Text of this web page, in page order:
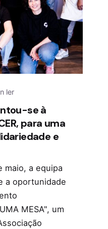
ler
se à
para uma
e
maio, a equipa
a oportunidade
MESA", um